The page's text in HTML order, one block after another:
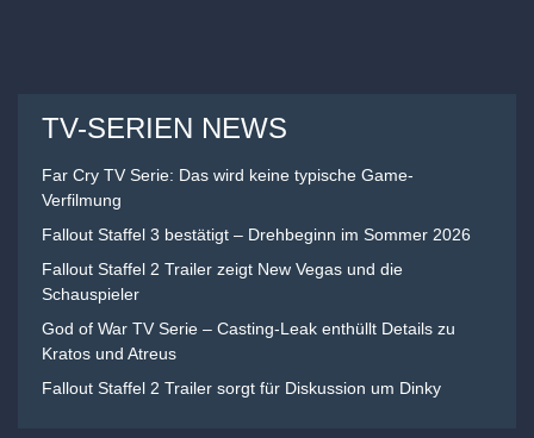
TV-SERIEN NEWS
Far Cry TV Serie: Das wird keine typische Game-
Verfilmung
Fallout Staffel 3 bestätigt – Drehbeginn im Sommer 2026
Fallout Staffel 2 Trailer zeigt New Vegas und die
Schauspieler
God of War TV Serie – Casting-Leak enthüllt Details zu
Kratos und Atreus
Fallout Staffel 2 Trailer sorgt für Diskussion um Dinky